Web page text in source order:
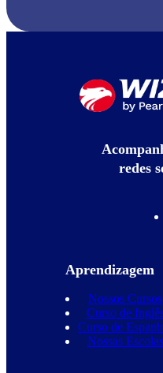
redes
Aprendizagem
Nossos Cursos
Curso de
Curso de
Nossas Escolas